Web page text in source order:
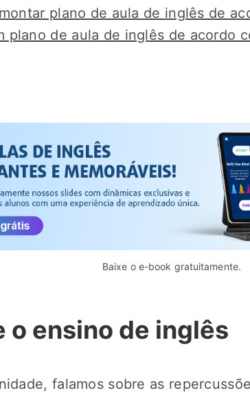
plano de aula de inglês de
plano de aula de inglês de acordo
Baixe o e-book gratuitamente.
o ensino de inglês
falamos sobre as